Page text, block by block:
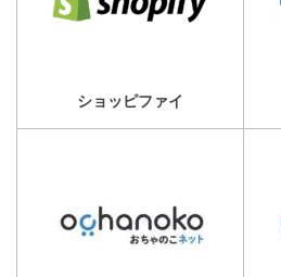
ショッピファイ